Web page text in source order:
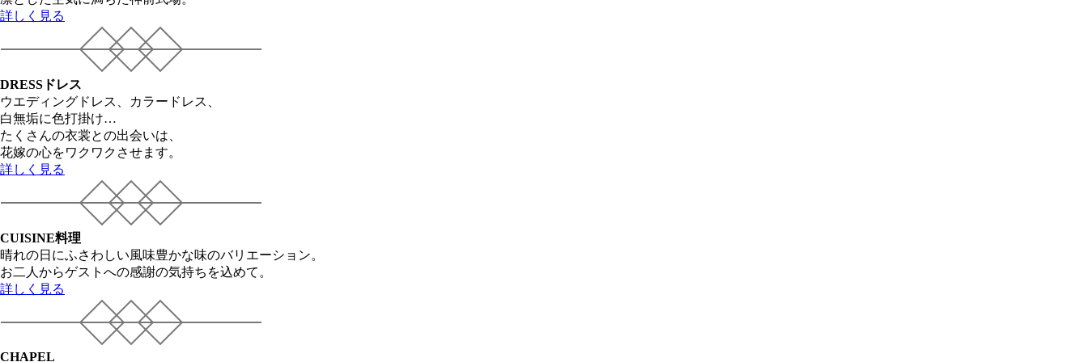
詳しく見る
DRESS ドレス
ウエディングドレス、カラードレス、
白無垢に色打掛け…
たくさんの衣裳との出会いは、
花嫁の心をワクワクさせます。
詳しく見る
CUISINE料理
晴れの日にふさわしい風味豊かな味のバリエーション。
お二人からゲストへの感謝の気持ちを込めて。
詳しく見る
CHAPEL